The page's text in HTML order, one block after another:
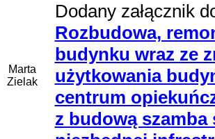
Marta
Zielak
Dodany załącznik
Rozbudowa,
budynku wraz ze
użytkowania
centrum
z budową szamba